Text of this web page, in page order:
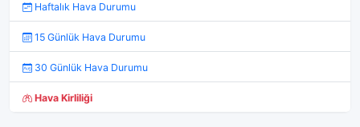
Haftalık Hava Durumu
15 Günlük Hava Durumu
30 Günlük Hava Durumu
Hava Kirliliği